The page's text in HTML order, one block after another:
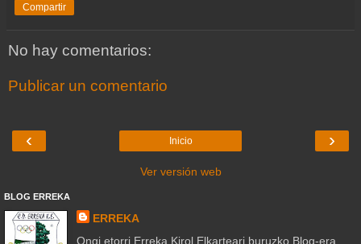
Compartir
No hay comentarios:
Publicar un comentario
‹ ›
Inicio
Ver versión web
BLOG ERREKA
ERREKA
Ongi etorri Erreka Kirol Elkarteari buruzko Blog-era.